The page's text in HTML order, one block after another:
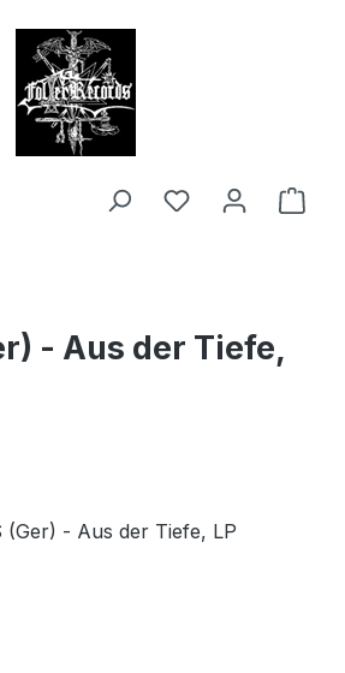
- Aus der Tiefe,